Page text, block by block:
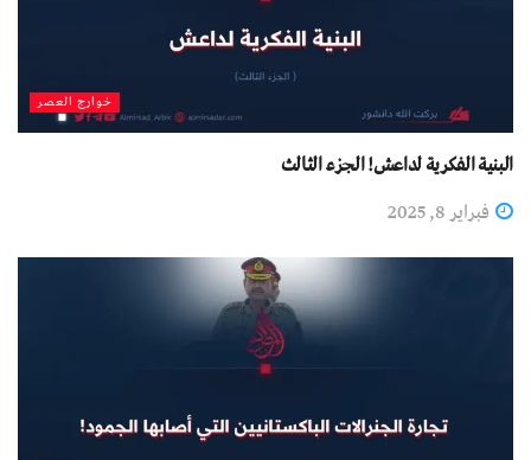
خوارج العصر
البنية الفكرية لداعش! الجزء الثالث
فبراير 8, 2025